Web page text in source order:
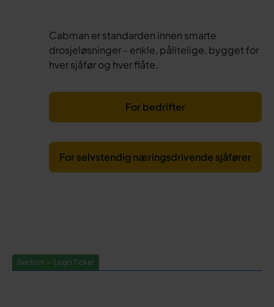
Cabman er standarden innen smarte
drosjeløsninger - enkle, pålitelige, bygget for
hver sjåfør og hver flåte.
For bedrifter
For selvstendig næringsdrivende sjåfører
Section — Logo Ticker